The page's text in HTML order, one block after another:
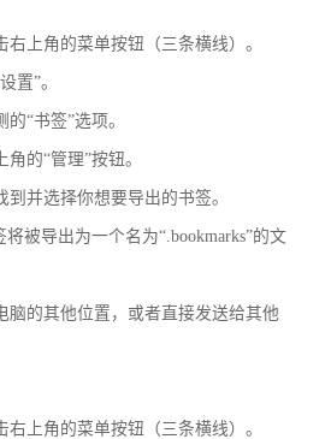
上角的菜单按钮（三条横线）。
置”。
“书签”选项。
的“管理”按钮。
并选择你想要导出的书签。
被导出为一个名为“.bookmarks”的文
脑的其他位置，或者直接发送给其他
上角的菜单按钮（三条横线）。